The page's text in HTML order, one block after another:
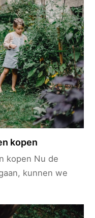
kopen
kopen Nu de
kunnen we